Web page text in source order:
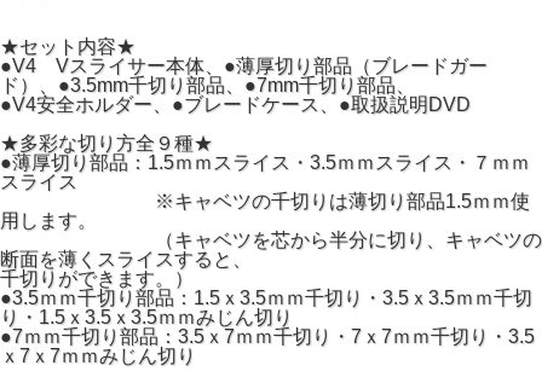
★セット内容★
●V4 Vスライサー本体、●薄厚切り部品（ブレードガー
ド）、●3.5mm千切り部品、●7mm千切り部品、
●V4安全ホルダー、●ブレードケース、●取扱説明DVD
★多彩な切り方全９種★
●薄厚切り部品：1.5ｍｍスライス・3.5ｍｍスライス・７ｍｍ
スライス
※キャベツの千切りは薄切り部品1.5ｍｍ使
用します。
（キャベツを芯から半分に切り、キャベツの
断面を薄くスライスすると、
千切りができます。）
●3.5ｍｍ千切り部品：1.5ｘ3.5ｍｍ千切り・3.5ｘ3.5ｍｍ千切
り・1.5ｘ3.5ｘ3.5ｍｍみじん切り
●7ｍｍ千切り部品：3.5ｘ7ｍｍ千切り・7ｘ7ｍｍ千切り・3.5
ｘ7ｘ7ｍｍみじん切り